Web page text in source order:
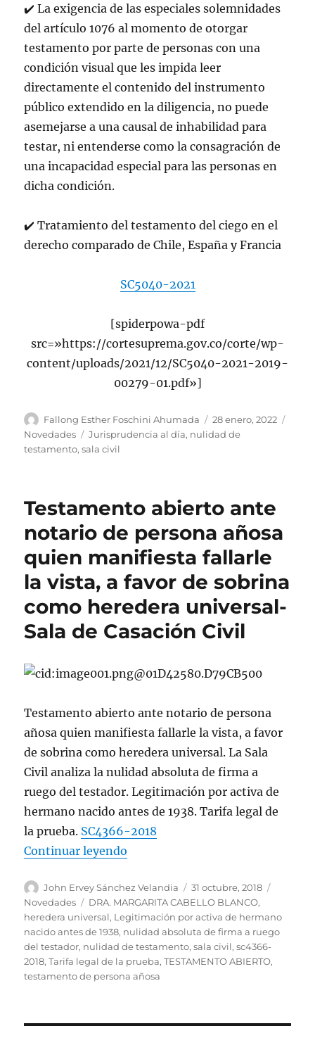
✔️ La exigencia de las especiales solemnidades
del artículo 1076 al momento de otorgar
testamento por parte de personas con una
condición visual que les impida leer
directamente el contenido del instrumento
público extendido en la diligencia, no puede
asemejarse a una causal de inhabilidad para
testar, ni entenderse como la consagración de
una incapacidad especial para las personas en
dicha condición.
✔️ Tratamiento del testamento del ciego en el
derecho comparado de Chile, España y Francia
SC5040-2021
[spiderpowa-pdf
src=»https://cortesuprema.gov.co/corte/wp-
content/uploads/2021/12/SC5040-2021-2019-
00279-01.pdf»]
Autor
Fallong Esther Foschini Ahumada
Publicado
el
28 enero, 2022
Novedades
Etiquetas
Jurisprudencia al día, nulidad de
testamento,sala civil
Testamento abierto ante
notario de persona añosa
quien manifiesta fallarle
la vista, a favor de sobrina
como heredera universal-
Sala de Casación Civil
Testamento abierto ante notario de persona
añosa quien manifiesta fallarle la vista, a favor
de sobrina como heredera universal. La Sala
Civil analiza la nulidad absoluta de firma a
ruego del testador. Legitimación por activa de
hermano nacido antes de 1938. Tarifa legal de
la prueba. SC4366-2018
Continuar leyendo
Autor
John Ervey Sánchez Velandia
Publicado
el
31 octubre, 2018
Novedades
Etiquetas
DRA. MARGARITA CABELLO BLANCO,
heredera universal, Legitimación por activa de hermano
nacido antes de 1938, nulidad absoluta de firma a ruego
del testador, nulidad de testamento,sala civil,sc4366-
2018,Tarifa legal de la prueba,TESTAMENTO ABIERTO,
testamento de persona añosa